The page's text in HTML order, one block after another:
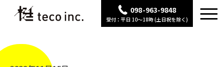
098-963-9848
受付：平日 10〜18時 (土日祝を除く)